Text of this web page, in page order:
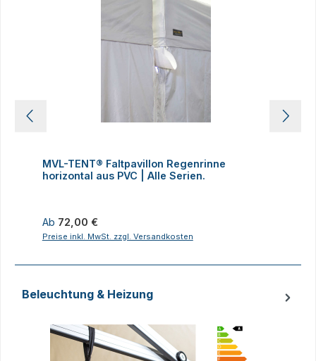
MVL-TENT® Faltpavillon Regenrinne
horizontal aus PVC | Alle Serien.
Regulärer Preis:
Ab 72,00 €
Preise inkl. MwSt. zzgl. Versandkosten
Beleuchtung & Heizung